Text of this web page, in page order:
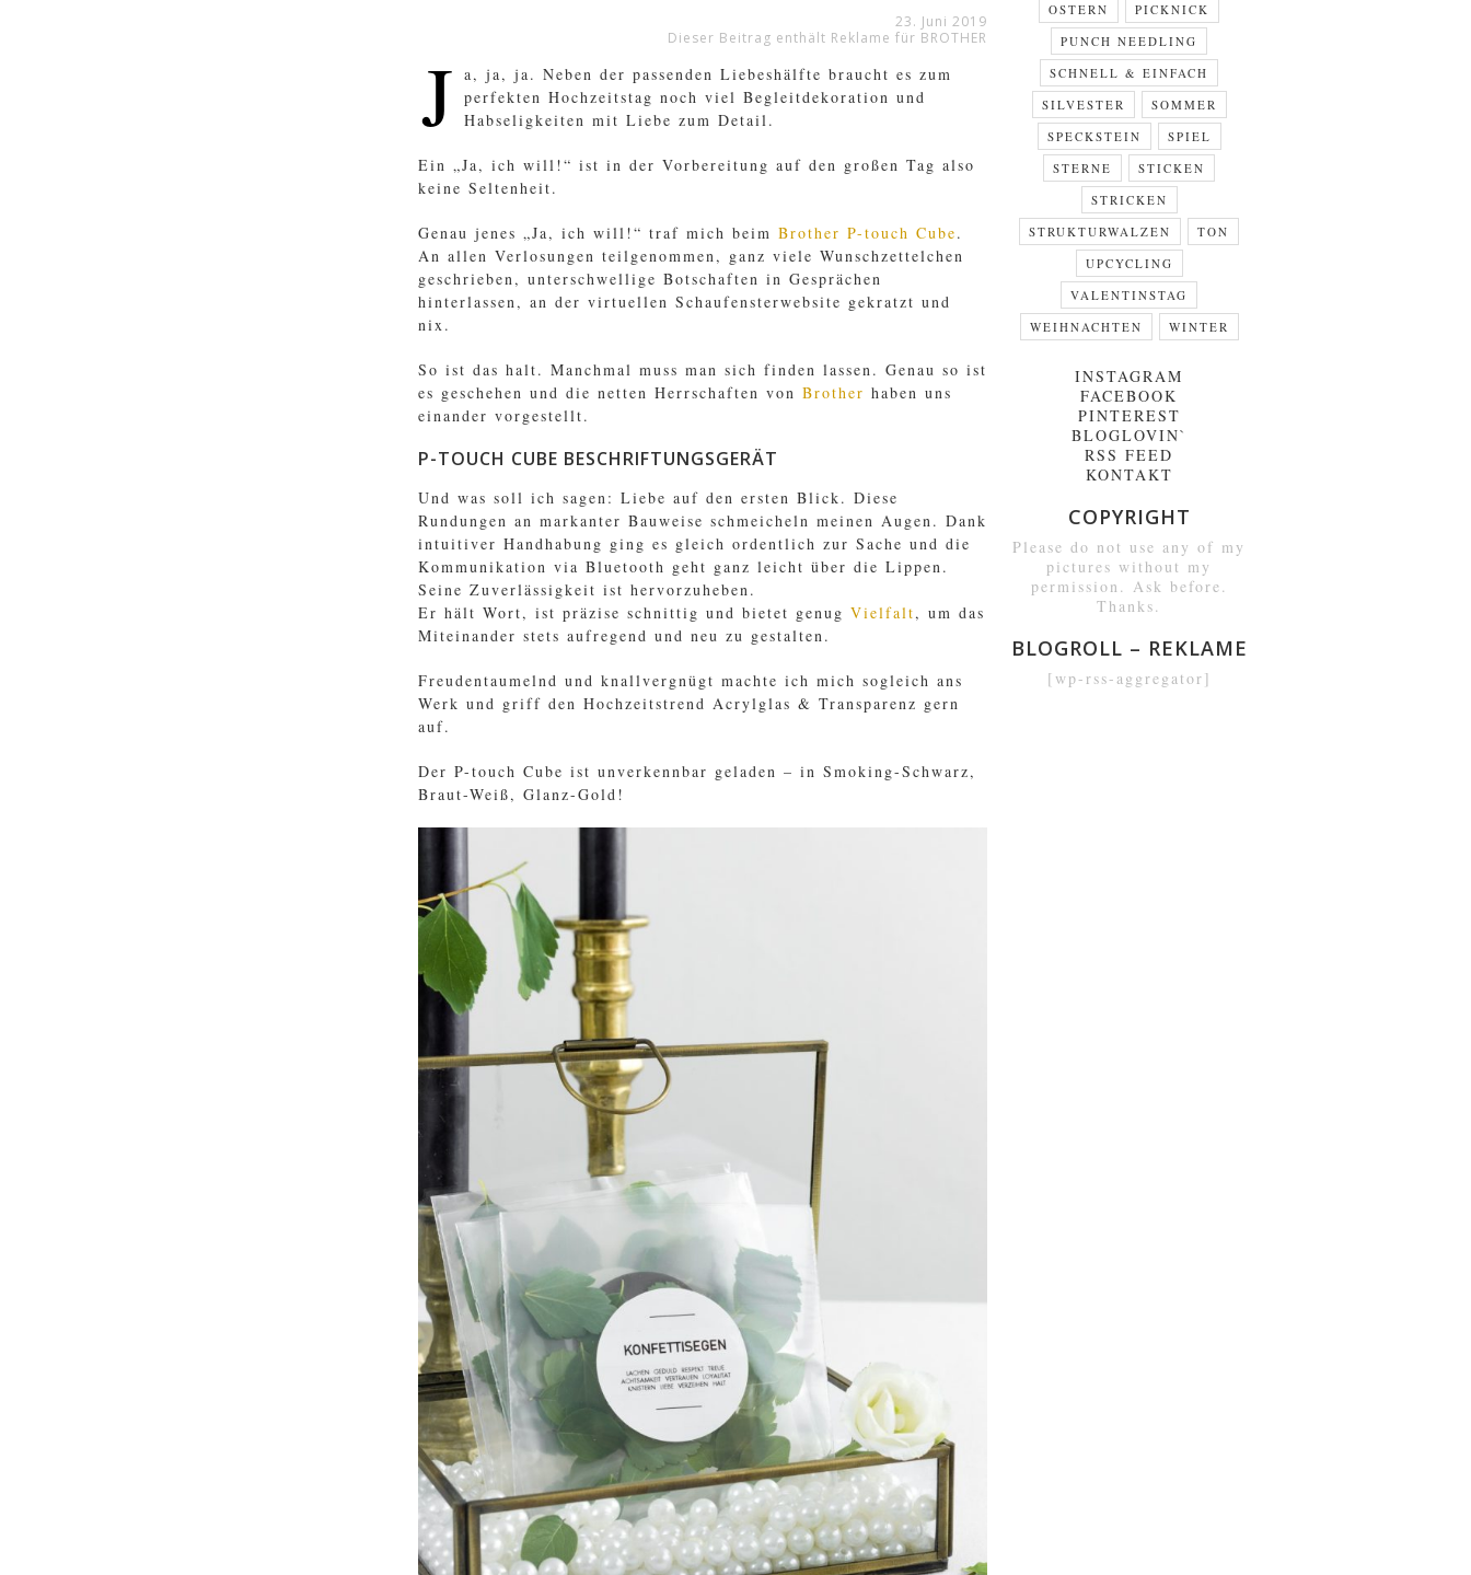
23. Juni 2019
Dieser Beitrag enthält Reklame für BROTHER
J a, ja, ja. Neben der passenden Liebeshälfte braucht es zum
perfekten Hochzeitstag noch viel Begleitdekoration und
Habseligkeiten mit Liebe zum Detail.
Ein „Ja, ich will!“ ist in der Vorbereitung auf den großen Tag also
keine Seltenheit.
Genau jenes „Ja, ich will!“ traf mich beim Brother P-touch Cube.
An allen Verlosungen teilgenommen, ganz viele Wunschzettelchen
geschrieben, unterschwellige Botschaften in Gesprächen
hinterlassen, an der virtuellen Schaufensterwebsite gekratzt und
nix.
So ist das halt. Manchmal muss man sich finden lassen. Genau so ist
es geschehen und die netten Herrschaften von Brother haben uns
einander vorgestellt.
P-TOUCH CUBE BESCHRIFTUNGSGERÄT
Und was soll ich sagen: Liebe auf den ersten Blick. Diese
Rundungen an markanter Bauweise schmeicheln meinen Augen. Dank
intuitiver Handhabung ging es gleich ordentlich zur Sache und die
Kommunikation via Bluetooth geht ganz leicht über die Lippen.
Seine Zuverlässigkeit ist hervorzuheben.
Er hält Wort, ist präzise schnittig und bietet genug Vielfalt, um das
Miteinander stets aufregend und neu zu gestalten.
Freudentaumelnd und knallvergnügt machte ich mich sogleich ans
Werk und griff den Hochzeitstrend Acrylglas & Transparenz gern
auf.
Der P-touch Cube ist unverkennbar geladen – in Smoking-Schwarz,
Braut-Weiß, Glanz-Gold!
OSTERN
PICKNICK
PUNCH NEEDLING
SCHNELL & EINFACH
SILVESTER
SOMMER
SPECKSTEIN
SPIEL
STERNE
STICKEN
STRICKEN
STRUKTURWALZEN
TON
UPCYCLING
VALENTINSTAG
WEIHNACHTEN
WINTER
INSTAGRAM
FACEBOOK
PINTEREST
BLOGLOVIN`
RSS FEED
KONTAKT
COPYRIGHT
Please do not use any of my
pictures without my
permission. Ask before.
Thanks.
BLOGROLL – REKLAME
[wp-rss-aggregator]